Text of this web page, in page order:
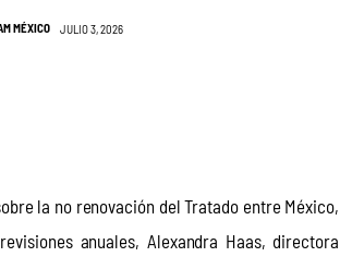
MÉXICO JULIO 3, 2026
la no renovación del Tratado entre México,
anuales, Alexandra Haas, directora